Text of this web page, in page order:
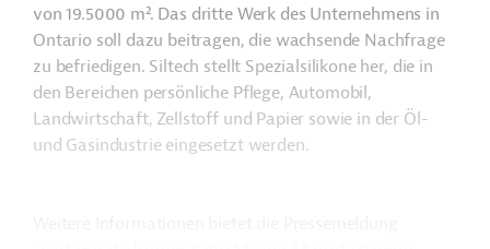
von 19.5000 m². Das dritte Werk des Unternehmens in
Ontario soll dazu beitragen, die wachsende Nachfrage
zu befriedigen. Siltech stellt Spezialsilikone her, die in
den Bereichen persönliche Pflege, Automobil,
Landwirtschaft, Zellstoff und Papier sowie in der Öl-
und Gasindustrie eingesetzt werden.